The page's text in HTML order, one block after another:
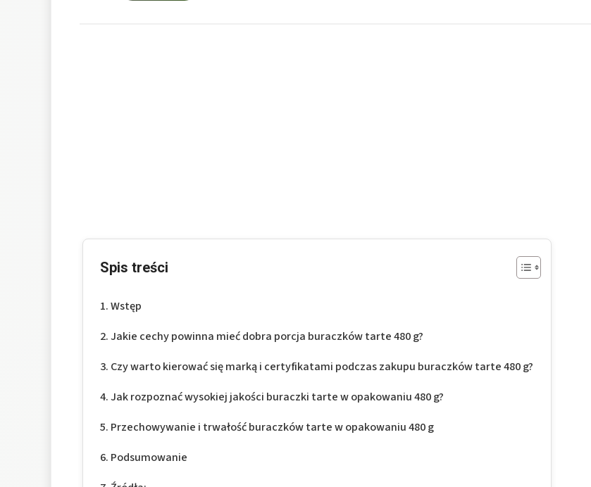
Spis treści
Wstęp
Jakie cechy powinna mieć dobra porcja buraczków tarte 480 g?
Czy warto kierować się marką i certyfikatami podczas zakupu buraczków tarte 480 g?
Jak rozpoznać wysokiej jakości buraczki tarte w opakowaniu 480 g?
Przechowywanie i trwałość buraczków tarte w opakowaniu 480 g
Podsumowanie